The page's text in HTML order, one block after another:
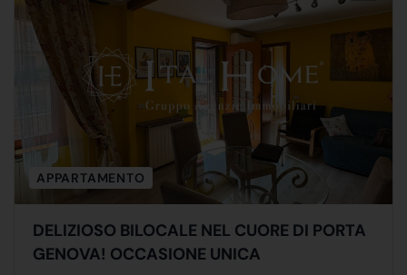
APPARTAMENTO
DELIZIOSO BILOCALE NEL CUORE DI PORTA
GENOVA! OCCASIONE UNICA